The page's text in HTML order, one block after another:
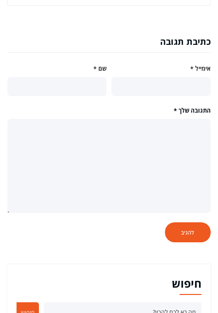
כתיבת תגובה
שם * אימייל *
התגובה שלך *
חיפוש